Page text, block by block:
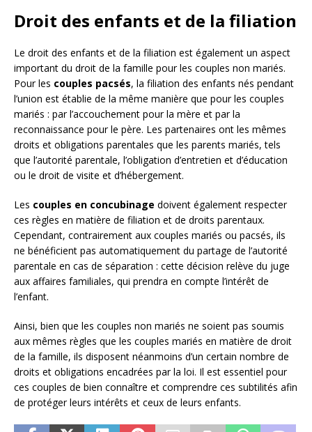
Droit des enfants et de la filiation
Le droit des enfants et de la filiation est également un aspect
important du droit de la famille pour les couples non mariés.
Pour les couples pacsés, la filiation des enfants nés pendant
l’union est établie de la même manière que pour les couples
mariés : par l’accouchement pour la mère et par la
reconnaissance pour le père. Les partenaires ont les mêmes
droits et obligations parentales que les parents mariés, tels
que l’autorité parentale, l’obligation d’entretien et d’éducation
ou le droit de visite et d’hébergement.
Les couples en concubinage doivent également respecter
ces règles en matière de filiation et de droits parentaux.
Cependant, contrairement aux couples mariés ou pacsés, ils
ne bénéficient pas automatiquement du partage de l’autorité
parentale en cas de séparation : cette décision relève du juge
aux affaires familiales, qui prendra en compte l’intérêt de
l’enfant.
Ainsi, bien que les couples non mariés ne soient pas soumis
aux mêmes règles que les couples mariés en matière de droit
de la famille, ils disposent néanmoins d’un certain nombre de
droits et obligations encadrées par la loi. Il est essentiel pour
ces couples de bien connaître et comprendre ces subtilités afin
de protéger leurs intérêts et ceux de leurs enfants.